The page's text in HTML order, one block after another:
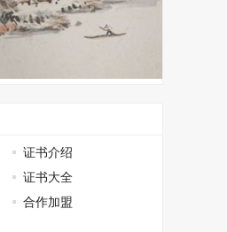
证书介绍
证书大全
合作加盟